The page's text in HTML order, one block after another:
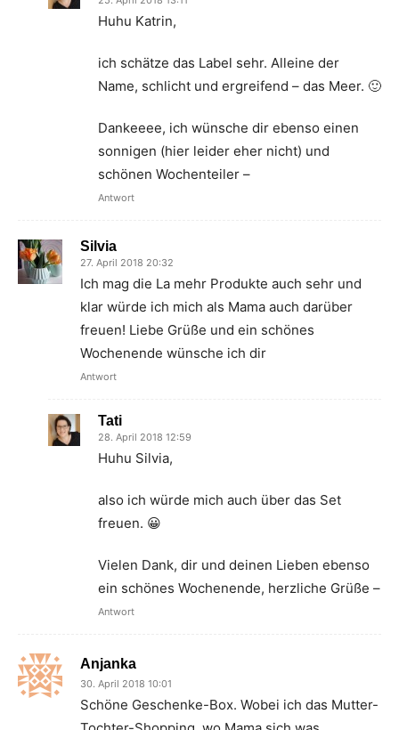
Huhu Katrin,
ich schätze das Label sehr. Alleine der
Name, schlicht und ergreifend – das Meer. 🙂
Dankeeee, ich wünsche dir ebenso einen
sonnigen (hier leider eher nicht) und
schönen Wochenteiler –
Antwort
Silvia
27. April 2018 20:32
Ich mag die La mehr Produkte auch sehr und
klar würde ich mich als Mama auch darüber
freuen! Liebe Grüße und ein schönes
Wochenende wünsche ich dir
Antwort
Tati
28. April 2018 12:59
Huhu Silvia,
also ich würde mich auch über das Set
freuen. 😀
Vielen Dank, dir und deinen Lieben ebenso
ein schönes Wochenende, herzliche Grüße –
Antwort
Anjanka
30. April 2018 10:01
Schöne Geschenke-Box. Wobei ich das Mutter-